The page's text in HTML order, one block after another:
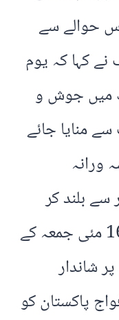
حوالے سے
کہا کہ یوم
میں جوش و
منایا جائے
ورانہ
بلند کر
دیئے ہیں۔ ان کا کہنا تھا کہ 16 مئی جمعہ کے
شاندار
پاکستان کو